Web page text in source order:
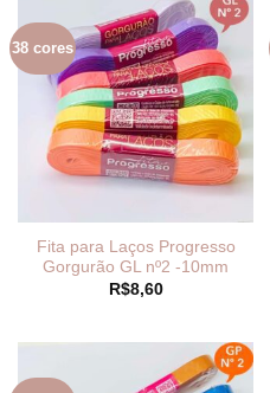
38 cores
Fita para Laços Progresso
Gorgurão GL nº2 -10mm
R$8,60